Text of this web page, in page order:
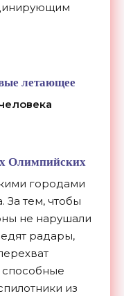
летающее
Олимпийских
городами
За тем, чтобы
не нарушали
радары,
из